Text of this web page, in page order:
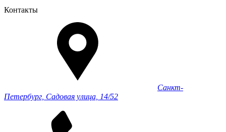
Контакты
Санкт-
Петербург, Садовая улица, 14/52